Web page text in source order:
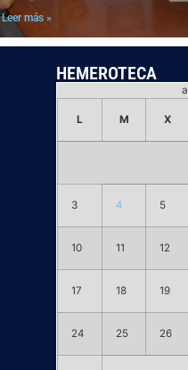
Leer más »
HEMEROTECA
L M X
3 4 5
10 11 12
17 18 19
24 25 26